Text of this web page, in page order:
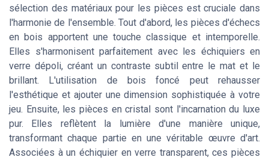
sélection des matériaux pour les pièces est cruciale dans
l'harmonie de l'ensemble. Tout d'abord, les pièces d'échecs
en bois apportent une touche classique et intemporelle.
Elles s'harmonisent parfaitement avec les échiquiers en
verre dépoli, créant un contraste subtil entre le mat et le
brillant. L'utilisation de bois foncé peut rehausser
l'esthétique et ajouter une dimension sophistiquée à votre
jeu. Ensuite, les pièces en cristal sont l'incarnation du luxe
pur. Elles reflètent la lumière d'une manière unique,
transformant chaque partie en une véritable œuvre d'art.
Associées à un échiquier en verre transparent, ces pièces